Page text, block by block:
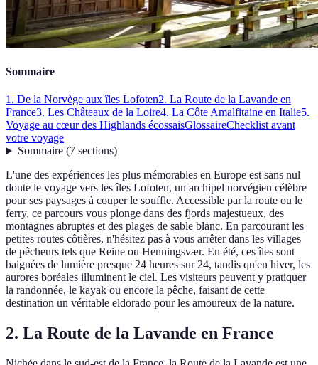
Sommaire
1. De la Norvège aux îles Lofoten2. La Route de la Lavande en
France3. Les Châteaux de la Loire4. La Côte Amalfitaine en Italie5.
Voyage au cœur des Highlands écossaisGlossaireChecklist avant
votre voyage
Sommaire(7 sections)
L'une des expériences les plus mémorables en Europe est sans nul
doute le voyage vers les îles Lofoten, un archipel norvégien célèbre
pour ses paysages à couper le souffle. Accessible par la route ou le
ferry, ce parcours vous plonge dans des fjords majestueux, des
montagnes abruptes et des plages de sable blanc. En parcourant les
petites routes côtières, n'hésitez pas à vous arrêter dans les villages
de pêcheurs tels que Reine ou Henningsvær. En été, ces îles sont
baignées de lumière presque 24 heures sur 24, tandis qu'en hiver, les
aurores boréales illuminent le ciel. Les visiteurs peuvent y pratiquer
la randonnée, le kayak ou encore la pêche, faisant de cette
destination un véritable eldorado pour les amoureux de la nature.
2. La Route de la Lavande en France